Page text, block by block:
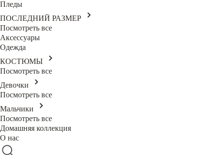
Пледы
ПОСЛЕДНИЙ РАЗМЕР
Посмотреть все
Аксессуары
Одежда
КОСТЮМЫ
Посмотреть все
Девочки
Посмотреть все
Мальчики
Посмотреть все
Домашняя коллекция
О нас